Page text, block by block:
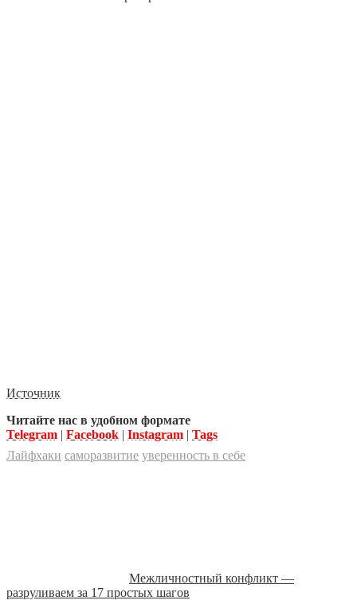
Источник
Читайте нас в удобном формате
Telegram | Facebook | Instagram | Tags
Лайфхаки саморазвитие уверенность в себе
Межличностный конфликт —
разруливаем за 17 простых шагов